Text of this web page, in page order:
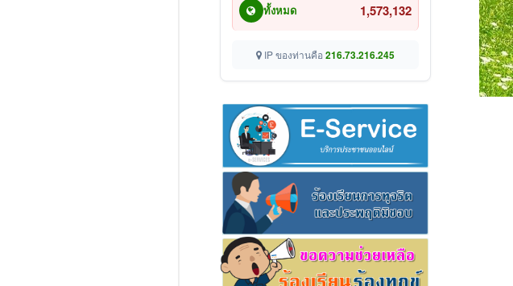
ทั้งหมด 1,573,132
IP ของท่านคือ 216.73.216.245